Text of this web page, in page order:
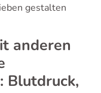
gestalten
anderen
Blutdruck,